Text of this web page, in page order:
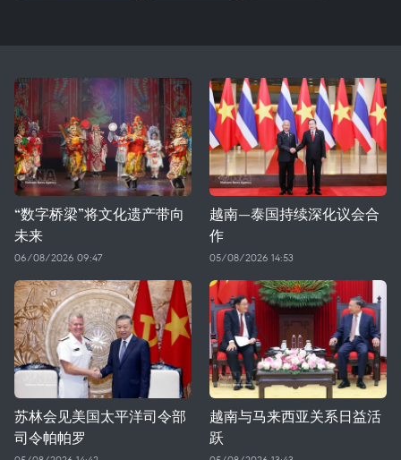
“数字桥梁”将文化遗产带向
未来
06/08/2026 09:47
越南—泰国持续深化议会合
作
05/08/2026 14:53
苏林会见美国太平洋司令部
司令帕帕罗
越南与马来西亚关系日益活
跃